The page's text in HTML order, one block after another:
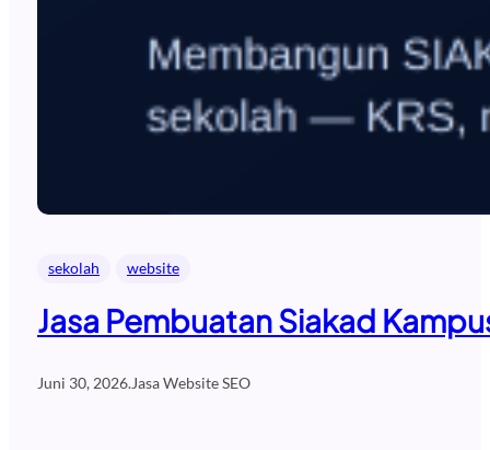
sekolah website
Jasa Pembuatan Siakad
Juni 30, 2026.Jasa Website SEO